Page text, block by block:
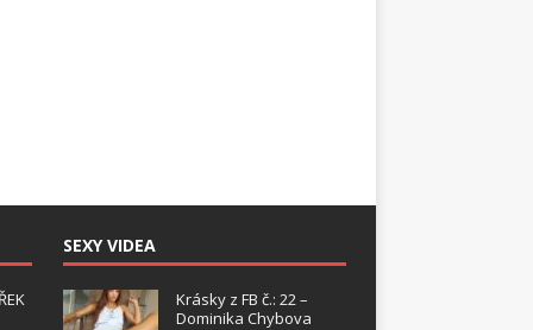
SEXY VIDEA
Krásky z FB č.: 22 –
Dominika Chybova